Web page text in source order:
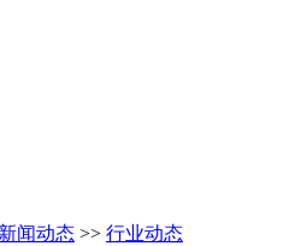
新闻动态 >> 行业动态